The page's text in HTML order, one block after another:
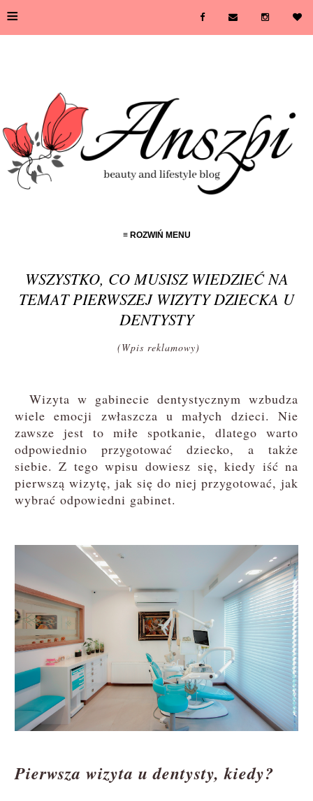
≡
≡ ROZWIŃ MENU
WSZYSTKO, CO MUSISZ WIEDZIEĆ NA
TEMAT PIERWSZEJ WIZYTY DZIECKA U
DENTYSTY
(Wpis reklamowy)
Wizyta w gabinecie dentystycznym wzbudza
wiele emocji zwłaszcza u małych dzieci. Nie
zawsze jest to miłe spotkanie, dlatego warto
odpowiednio przygotować dziecko, a także
siebie. Z tego wpisu dowiesz się, kiedy iść na
pierwszą wizytę, jak się do niej przygotować, jak
wybrać odpowiedni gabinet.
Pierwsza wizyta u dentysty, kiedy?